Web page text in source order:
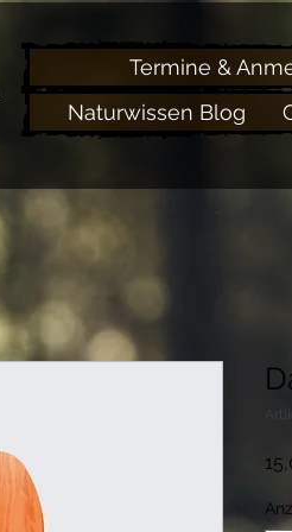
Termine &
Naturwissen Blog